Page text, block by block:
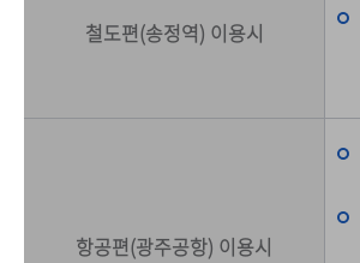
철도편(송정역) 이용시
항공편(광주공항) 이용시